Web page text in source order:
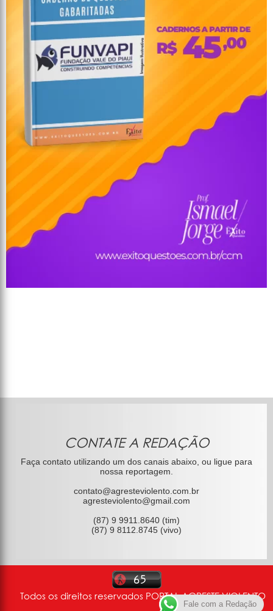
CONTATE A REDAÇÃO
Faça contato utilizando um dos canais abaixo, ou ligue para
nossa reportagem.
contato@agresteviolento.com.br
agresteviolento@gmail.com
(87) 9 9911.8640 (tim)
(87) 9 8112.8745 (vivo)
Todos os direitos reservados PORTAL AGRESTE VIOLENTO
Fale com a Redação